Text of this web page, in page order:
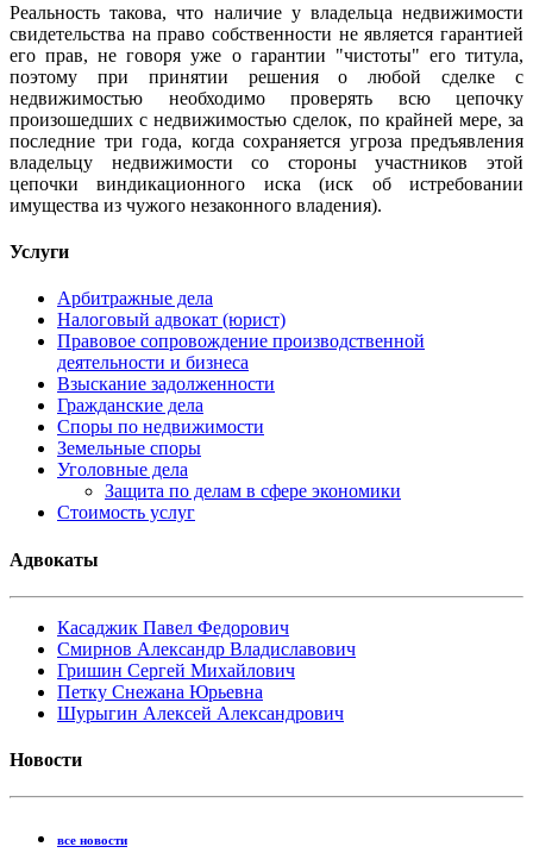
Реальность такова, что наличие у владельца недвижимости
свидетельства на право собственности не является гарантией
его прав, не говоря уже о гарантии "чистоты" его титула,
поэтому при принятии решения о любой сделке с
недвижимостью необходимо проверять всю цепочку
произошедших с недвижимостью сделок, по крайней мере, за
последние три года, когда сохраняется угроза предъявления
владельцу недвижимости со стороны участников этой
цепочки виндикационного иска (иск об истребовании
имущества из чужого незаконного владения).
Услуги
Арбитражные дела
Налоговый адвокат (юрист)
Правовое сопровождение производственной
деятельности и бизнеса
Взыскание задолженности
Гражданские дела
Споры по недвижимости
Земельные споры
Уголовные дела
Защита по делам в сфере экономики
Стоимость услуг
Адвокаты
Касаджик Павел Федорович
Смирнов Александр Владиславович
Гришин Сергей Михайлович
Петку Снежана Юрьевна
Шурыгин Алексей Александрович
Новости
все новости